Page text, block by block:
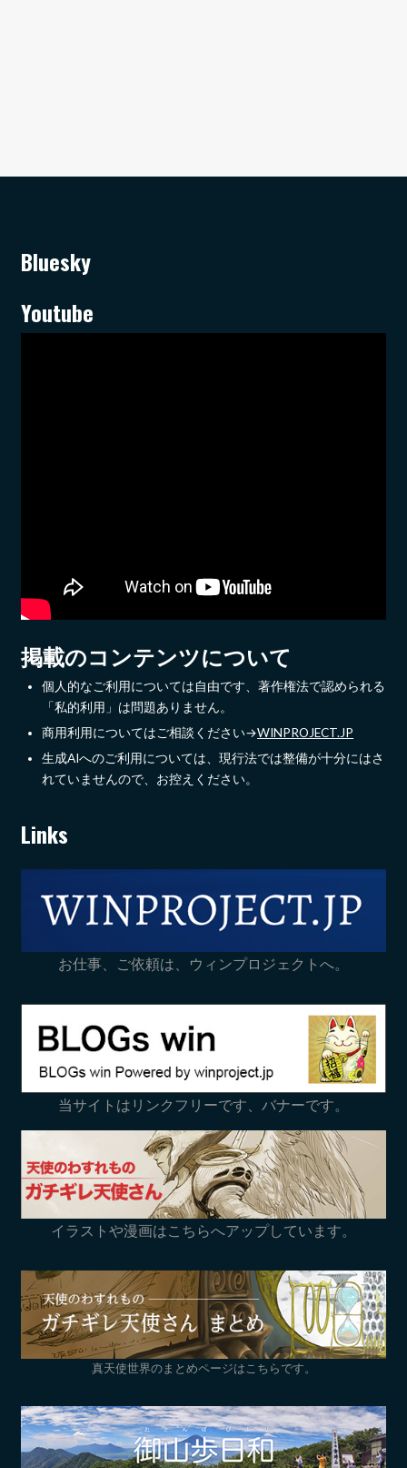
Bluesky
Youtube
掲載のコンテンツについて
個人的なご利用については自由です、著作権法で認められる
「私的利用」は問題ありません。
商用利用についてはご相談ください→WINPROJECT.JP
生成AIへのご利用については、現行法では整備が十分にはさ
れていませんので、お控えください。
Links
お仕事、ご依頼は、ウィンプロジェクトへ。
当サイトはリンクフリーです、バナーです。
イラストや漫画はこちらへアップしています。
真天使世界のまとめページはこちらです。